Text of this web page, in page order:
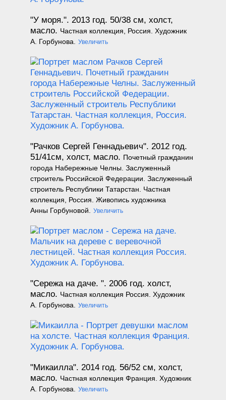
"У моря.". 2013 год. 50/38 см, холст,
масло. Частная коллекция, Россия. Художник
А. Горбунова. Увеличить
"Рачков Сергей Геннадьевич". 2012 год.
51/41см, холст, масло. Почетный гражданин
города Набережные Челны. Заслуженный
строитель Российской Федерации. Заслуженный
строитель Республики Татарстан. Частная
коллекция, Россия. Живопись художника
Анны Горбуновой. Увеличить
"Сережа на даче. ". 2006 год. холст,
масло. Частная коллекция Россия. Художник
А. Горбунова. Увеличить
"Микаилла". 2014 год. 56/52 см, холст,
масло. Частная коллекция Франция. Художник
А. Горбунова. Увеличить